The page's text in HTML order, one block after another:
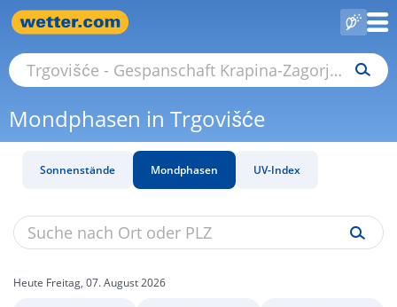
Mondphasen in Trgovišće
Sonnenstände Mondphasen UV-Index
Heute Freitag, 07. August 2026